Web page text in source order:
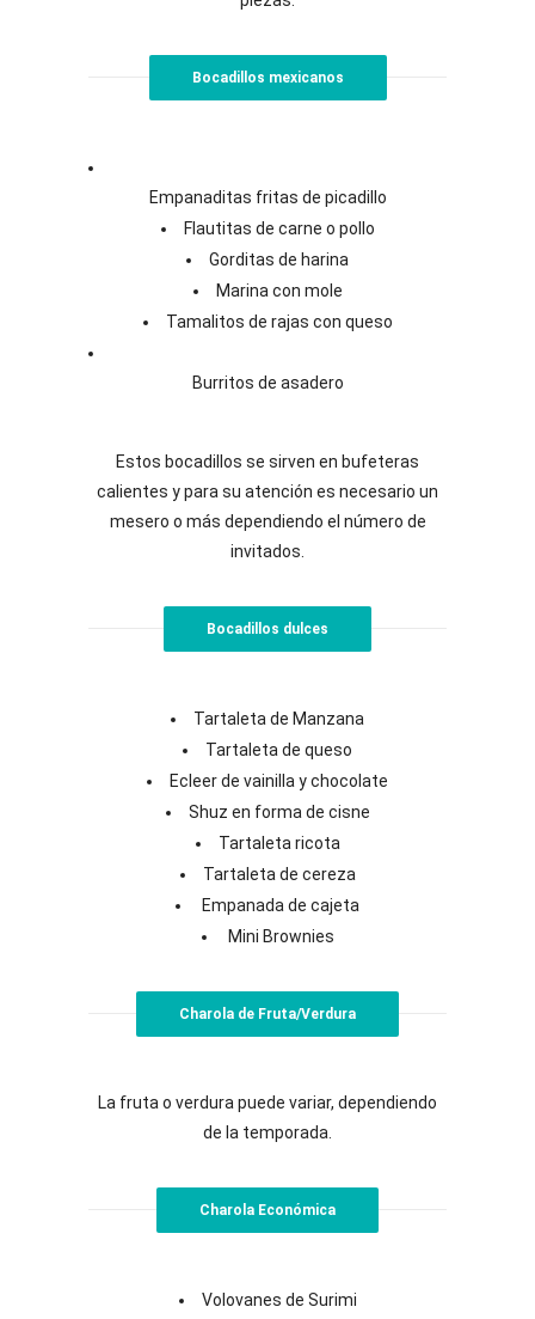
Bocadillos mexicanos
Empanaditas fritas de picadillo
Flautitas de carne o pollo
Gorditas de harina
Marina con mole
Tamalitos de rajas con queso
Burritos de asadero
Estos bocadillos se sirven en bufeteras
calientes y para su atención es necesario un
mesero o más dependiendo el número de
invitados.
Bocadillos dulces
Tartaleta de Manzana
Tartaleta de queso
Ecleer de vainilla y chocolate
Shuz en forma de cisne
Tartaleta ricota
Tartaleta de cereza
Empanada de cajeta
Mini Brownies
Charola de Fruta/Verdura
La fruta o verdura puede variar, dependiendo
de la temporada.
Charola Económica
Volovanes de Surimi